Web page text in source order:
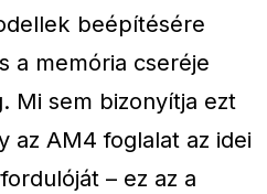
beépítésére
a memória cseréje
Mi sem bizonyítja ezt
az AM4 foglalat az idei
– ez az a